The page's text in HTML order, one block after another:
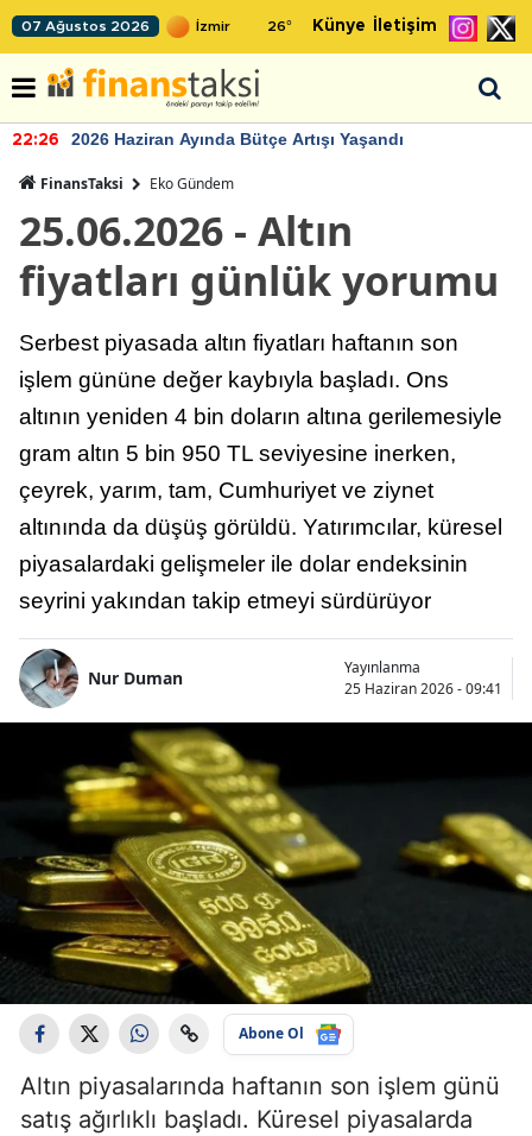
07 Ağustos 2026 26° Künye İletişim
22:26 2026 Haziran Ayında Bütçe Artışı Yaşandı
FinansTaksi Eko Gündem
25.06.2026 - Altın
fiyatları günlük yorumu
Serbest piyasada altın fiyatları haftanın son
işlem gününe değer kaybıyla başladı. Ons
altının yeniden 4 bin doların altına gerilemesiyle
gram altın 5 bin 950 TL seviyesine inerken,
çeyrek, yarım, tam, Cumhuriyet ve ziynet
altınında da düşüş görüldü. Yatırımcılar, küresel
piyasalardaki gelişmeler ile dolar endeksinin
seyrini yakından takip etmeyi sürdürüyor
Nur Duman
Yayınlanma
25 Haziran 2026 - 09:41
Abone Ol
Altın piyasalarında haftanın son işlem günü
satış ağırlıklı başladı. Küresel piyasalarda